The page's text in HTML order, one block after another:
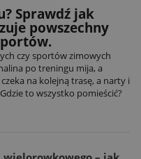
Sprawdź jak
powszechny
czy sportów zimowych
po treningu mija, a
na kolejną trasę, a narty i
to wszystko pomieścić?